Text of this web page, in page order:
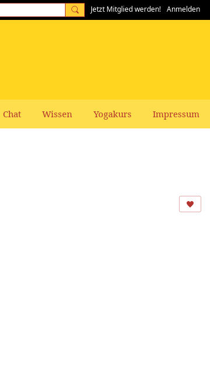
Jetzt Mitglied werden! Anmelden
Chat Wissen Yogakurs Impressum